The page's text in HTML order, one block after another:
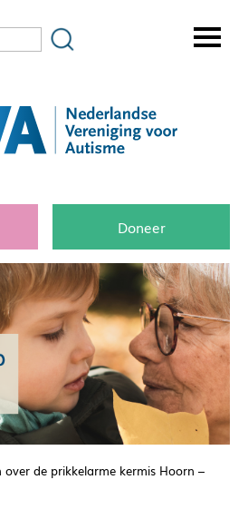
Doneer
over de prikkelarme kermis Hoorn –